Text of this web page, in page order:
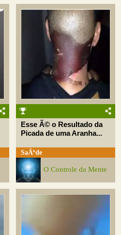
Esse Ã© o Resultado da
Picada de uma Aranha...
SaÃºde
O Controle da Mente